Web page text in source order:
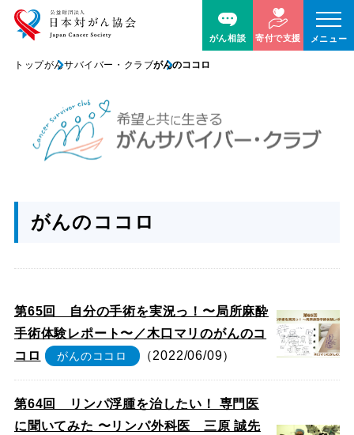
がん相談 寄付で支援 メニュー
トップがんサバイバー・クラブがんのココロ
がんのココロ
第65回 自分の手術を実況っ！〜局所麻酔
手術体験レポート〜／木口マリのがんのコ
コロ
がんのココロ （2022/06/09）
第64回 リンパ浮腫を治したい！ 専門医
に聞いてみた 〜リンパ外科医 三原 誠先